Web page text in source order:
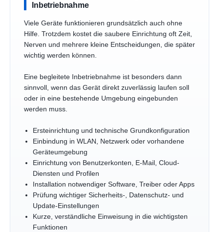
Inbetriebnahme
Viele Geräte funktionieren grundsätzlich auch ohne
Hilfe. Trotzdem kostet die saubere Einrichtung oft Zeit,
Nerven und mehrere kleine Entscheidungen, die später
wichtig werden können.
Eine begleitete Inbetriebnahme ist besonders dann
sinnvoll, wenn das Gerät direkt zuverlässig laufen soll
oder in eine bestehende Umgebung eingebunden
werden muss.
Ersteinrichtung und technische Grundkonfiguration
Einbindung in WLAN, Netzwerk oder vorhandene
Geräteumgebung
Einrichtung von Benutzerkonten, E-Mail, Cloud-
Diensten und Profilen
Installation notwendiger Software, Treiber oder Apps
Prüfung wichtiger Sicherheits-, Datenschutz- und
Update-Einstellungen
Kurze, verständliche Einweisung in die wichtigsten
Funktionen